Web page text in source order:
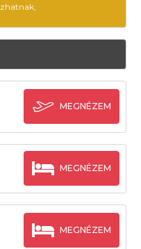
MEGNÉZEM
MEGNÉZEM
MEGNÉZEM